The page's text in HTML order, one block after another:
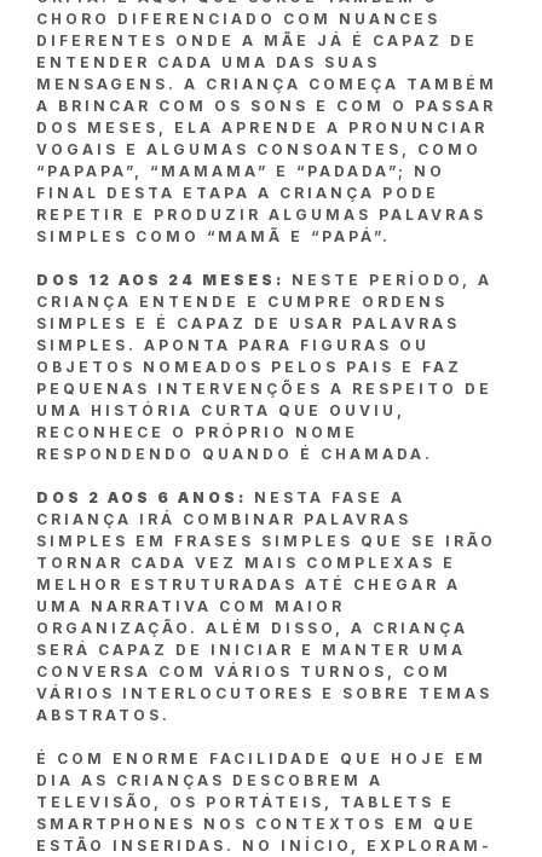
CHORO DIFERENCIADO COM NUANCES
DIFERENTES ONDE A MÃE JÁ É CAPAZ DE
ENTENDER CADA UMA DAS SUAS
MENSAGENS. A CRIANÇA COMEÇA TAMBÉM
A BRINCAR COM OS SONS E COM O PASSAR
DOS MESES, ELA APRENDE A PRONUNCIAR
VOGAIS E ALGUMAS CONSOANTES, COMO
“PAPAPA”, “MAMAMA” E “PADADA”; NO
FINAL DESTA ETAPA A CRIANÇA PODE
REPETIR E PRODUZIR ALGUMAS PALAVRAS
SIMPLES COMO “MAMÃ E “PAPÁ”.
DOS 12 AOS 24 MESES:
NESTE PERÍODO, A
CRIANÇA ENTENDE E CUMPRE ORDENS
SIMPLES E É CAPAZ DE USAR PALAVRAS
SIMPLES. APONTA PARA FIGURAS OU
OBJETOS NOMEADOS PELOS PAIS E FAZ
PEQUENAS INTERVENÇÕES A RESPEITO DE
UMA HISTÓRIA CURTA QUE OUVIU,
RECONHECE O PRÓPRIO NOME
RESPONDENDO QUANDO É CHAMADA.
DOS 2 AOS 6 ANOS:
NESTA FASE A
CRIANÇA IRÁ COMBINAR PALAVRAS
SIMPLES EM FRASES SIMPLES QUE SE IRÃO
TORNAR CADA VEZ MAIS COMPLEXAS E
MELHOR ESTRUTURADAS ATÉ CHEGAR A
UMA NARRATIVA COM MAIOR
ORGANIZAÇÃO. ALÉM DISSO, A CRIANÇA
SERÁ CAPAZ DE INICIAR E MANTER UMA
CONVERSA COM VÁRIOS TURNOS, COM
VÁRIOS INTERLOCUTORES E SOBRE TEMAS
ABSTRATOS.
É COM ENORME FACILIDADE QUE HOJE EM
DIA AS CRIANÇAS DESCOBREM A
TELEVISÃO, OS PORTÁTEIS, TABLETS E
SMARTPHONES NOS CONTEXTOS EM QUE
ESTÃO INSERIDAS. NO INÍCIO, EXPLORAM-